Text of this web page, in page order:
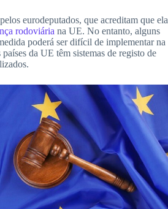
eurodeputados, que acreditam que ela
rodoviária na UE. No entanto, alguns
poderá ser difícil de implementar na
da UE têm sistemas de registo de